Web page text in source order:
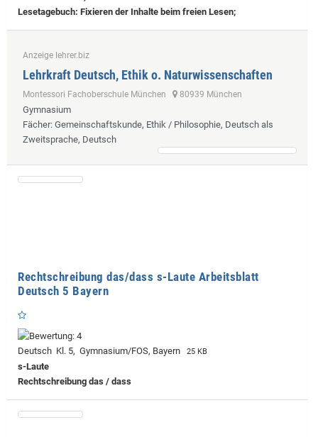
Lesetagebuch: Fixieren der Inhalte beim freien Lesen;
Anzeige lehrer.biz
Lehrkraft Deutsch, Ethik o. Naturwissenschaften
Montessori Fachoberschule München 80939 München
Gymnasium
Fächer: Gemeinschaftskunde, Ethik / Philosophie, Deutsch als
Zweitsprache, Deutsch
Rechtschreibung das/dass s-Laute Arbeitsblatt
Deutsch 5 Bayern
Deutsch Kl. 5, Gymnasium/FOS, Bayern 25 KB
s-Laute
Rechtschreibung das / dass